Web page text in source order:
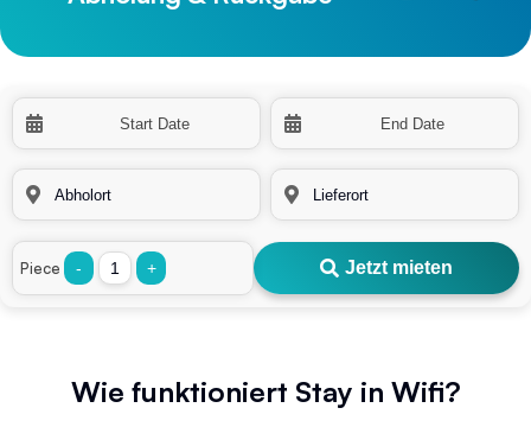
Piece - + Jetzt mieten
Wie funktioniert Stay in Wifi?